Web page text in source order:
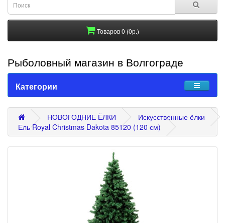
Товаров 0 (0р.)
Рыболовный магазин в Волгограде
Категории
НОВОГОДНИЕ ЁЛКИ
Искусственные ёлки
Ель Royal Christmas Dakota 85120 (120 см)